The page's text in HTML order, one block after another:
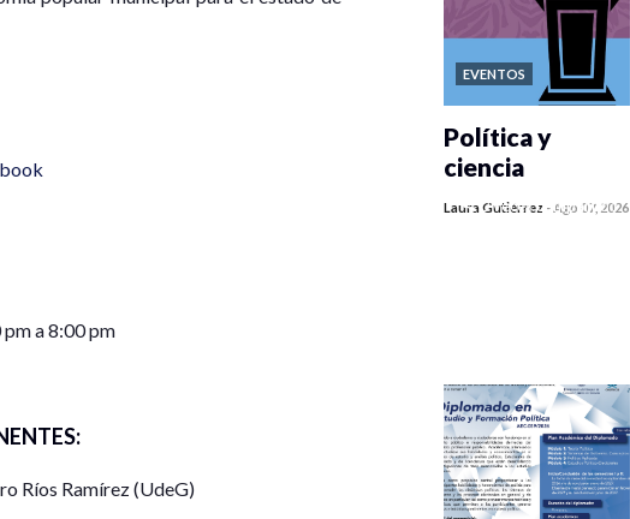
a 8:00 pm
Ríos Ramírez (UdeG)
EVENTOS
0 veces compartido
Política y
ciencia
Laura Gutiérrez -Ago 07, 2026